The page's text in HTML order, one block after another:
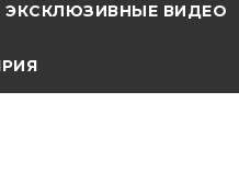
ЭКСКЛЮЗИВНЫЕ ВИДЕО